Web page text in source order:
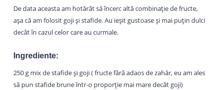
De data aceasta am hotărât să încerc altă combinație de fructe,
așa că am folosit goji și stafide. Au ieșit gustoase și mai puțin dulci
decât în cazul celor care au curmale.
Ingrediente:
250 g mix de stafide și goji ( fructe fără adaos de zahăr, eu am ales
să pun stafide brune într-o proporție mai mare decât goji)